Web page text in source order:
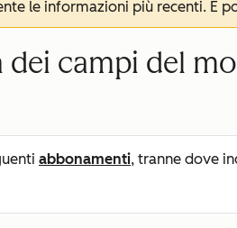
le informazioni più recenti. È
dei campi del
abbonamenti, tranne dove